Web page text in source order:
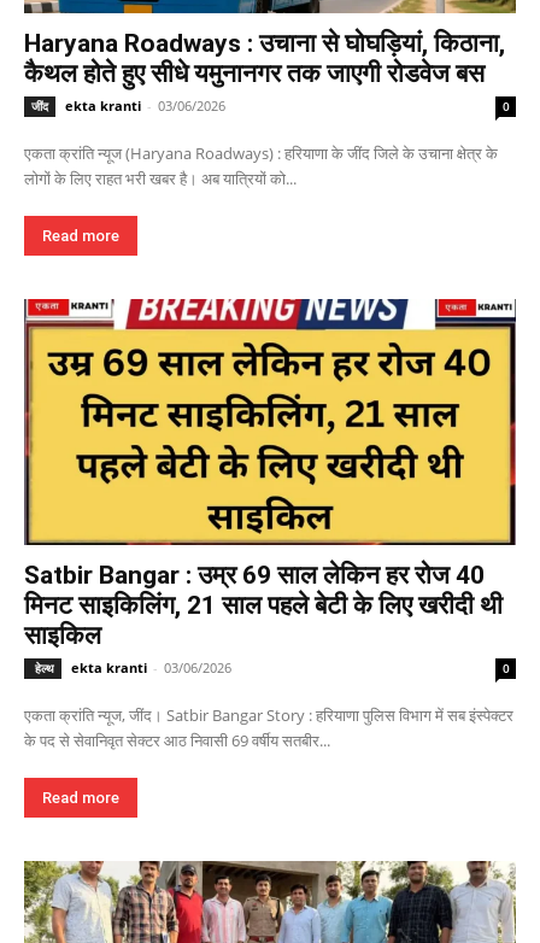
Haryana Roadways : उचाना से घोघड़ियां, किठाना,
कैथल होते हुए सीधे यमुनानगर तक जाएगी रोडवेज बस
जींद ekta kranti - 03/06/2026 0
एकता क्रांति न्यूज (Haryana Roadways) : हरियाणा के जींद जिले के उचाना क्षेत्र के
लोगों के लिए राहत भरी खबर है। अब यात्रियों को...
Read more
Satbir Bangar : उम्र 69 साल लेकिन हर रोज 40
मिनट साइकिलिंग, 21 साल पहले बेटी के लिए खरीदी थी
साइकिल
हेल्थ ekta kranti - 03/06/2026 0
एकता क्रांति न्यूज, जींद। Satbir Bangar Story : हरियाणा पुलिस विभाग में सब इंस्पेक्टर
के पद से सेवानिवृत सेक्टर आठ निवासी 69 वर्षीय सतबीर...
Read more